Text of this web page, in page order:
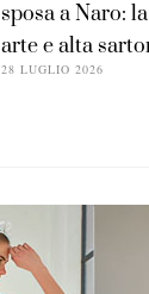
sposa a Naro:
arte e alta
28 LUGLIO 2026